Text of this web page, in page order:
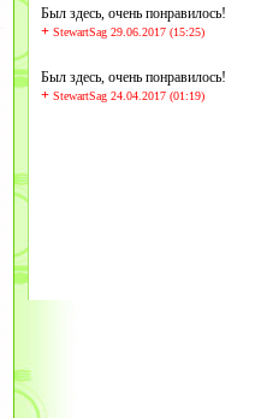
Был здесь, очень понравилось!
+ StewartSag 29.06.2017 (15:25)
Был здесь, очень понравилось!
+ StewartSag 24.04.2017 (01:19)